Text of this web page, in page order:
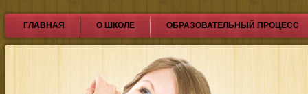
ГЛАВНАЯ О ШКОЛЕ ОБРАЗОВАТЕЛЬНЫЙ ПРОЦЕСС